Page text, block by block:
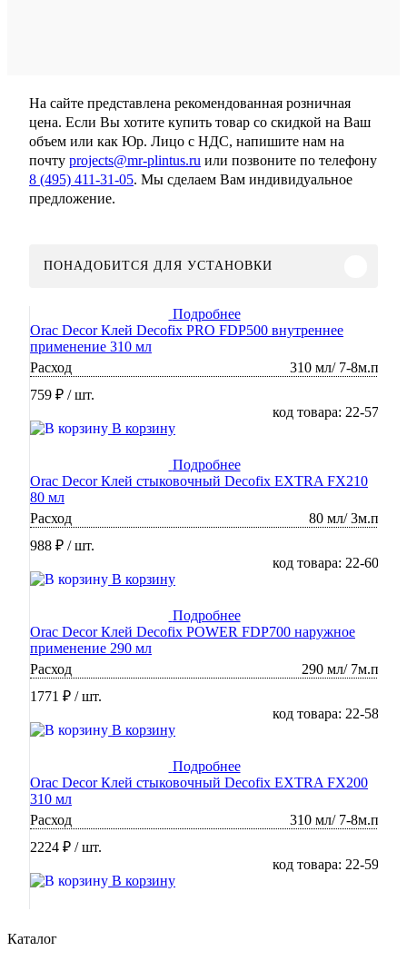
На сайте представлена рекомендованная розничная
цена. Если Вы хотите купить товар со скидкой на Ваш
объем или как Юр. Лицо с НДС, напишите нам на
почту projects@mr-plintus.ru или позвоните по телефону
8 (495) 411-31-05. Мы сделаем Вам индивидуальное
предложение.
ПОНАДОБИТСЯ ДЛЯ УСТАНОВКИ
Подробнее
Orac Decor Клей Decofix PRO FDP500 внутреннее
применение 310 мл
Расход
310 мл/ 7-8м.п
759 ₽ / шт.
код товара: 22-57
В корзину
Подробнее
Orac Decor Клей стыковочный Decofix EXTRA FX210
80 мл
Расход
80 мл/ 3м.п
988 ₽ / шт.
код товара: 22-60
В корзину
Подробнее
Orac Decor Клей Decofix POWER FDP700 наружное
применение 290 мл
Расход
290 мл/ 7м.п
1771 ₽ / шт.
код товара: 22-58
В корзину
Подробнее
Orac Decor Клей стыковочный Decofix EXTRA FX200
310 мл
Расход
310 мл/ 7-8м.п
2224 ₽ / шт.
код товара: 22-59
В корзину
Каталог